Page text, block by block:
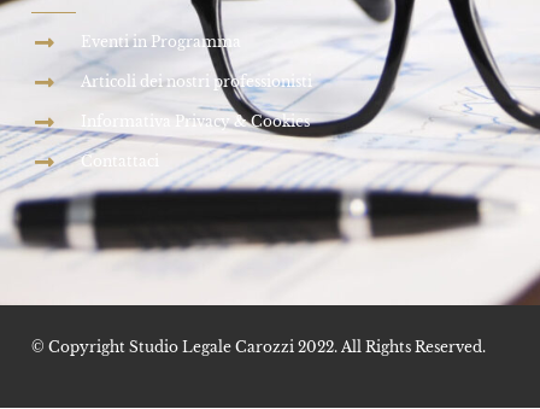
Eventi in Programma
Articoli dei nostri professionisti
Informativa Privacy & Cookies
Contattaci
© Copyright Studio Legale Carozzi 2022. All Rights Reserved.